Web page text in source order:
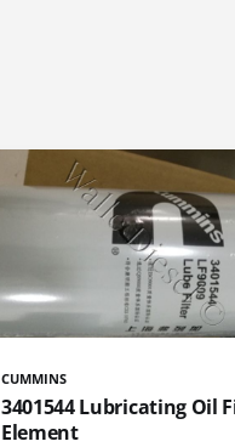
CUMMINS
3401544 Lubricating Oil
Element